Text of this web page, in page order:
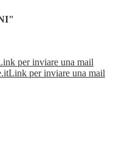
per inviare una mail
Link per inviare una mail